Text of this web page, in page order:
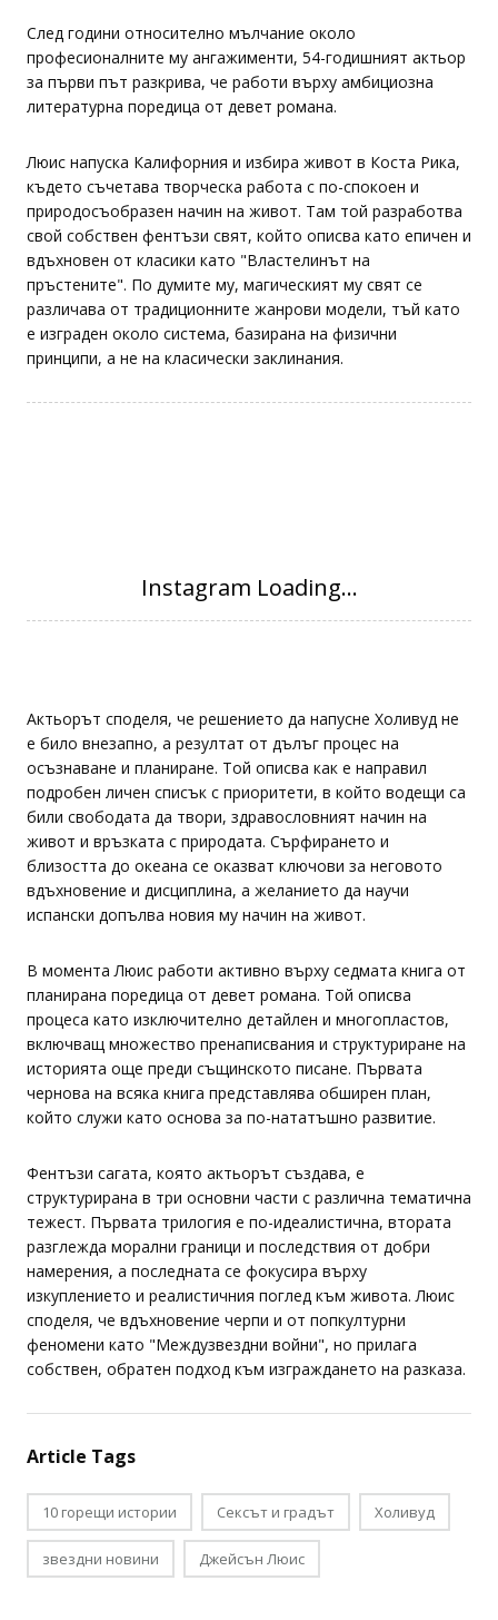
След години относително мълчание около
професионалните му ангажименти, 54-годишният актьор
за първи път разкрива, че работи върху амбициозна
литературна поредица от девет романа.
Люис напуска Калифорния и избира живот в Коста Рика,
където съчетава творческа работа с по-спокоен и
природосъобразен начин на живот. Там той разработва
свой собствен фентъзи свят, който описва като епичен и
вдъхновен от класики като "Властелинът на
пръстените". По думите му, магическият му свят се
различава от традиционните жанрови модели, тъй като
е изграден около система, базирана на физични
принципи, а не на класически заклинания.
Актьорът споделя, че решението да напусне Холивуд не
е било внезапно, а резултат от дълъг процес на
осъзнаване и планиране. Той описва как е направил
подробен личен списък с приоритети, в който водещи са
били свободата да твори, здравословният начин на
живот и връзката с природата. Сърфирането и
близостта до океана се оказват ключови за неговото
вдъхновение и дисциплина, а желанието да научи
испански допълва новия му начин на живот.
В момента Люис работи активно върху седмата книга от
планирана поредица от девет романа. Той описва
процеса като изключително детайлен и многопластов,
включващ множество пренаписвания и структуриране на
историята още преди същинското писане. Първата
чернова на всяка книга представлява обширен план,
който служи като основа за по-нататъшно развитие.
Фентъзи сагата, която актьорът създава, е
структурирана в три основни части с различна тематична
тежест. Първата трилогия е по-идеалистична, втората
разглежда морални граници и последствия от добри
намерения, а последната се фокусира върху
изкуплението и реалистичния поглед към живота. Люис
споделя, че вдъхновение черпи и от попкултурни
феномени като "Междузвездни войни", но прилага
собствен, обратен подход към изграждането на разказа.
Article Tags
10 горещи истории Сексът и градът Холивуд
звездни новини Джейсън Люис